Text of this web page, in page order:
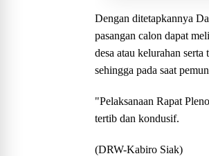
Dengan ditetapkannya
pasangan calon dapat
desa atau kelurahan
sehingga pada saat
"Pelaksanaan Rapat
tertib dan kondusif.
(DRW-Kabiro Siak)